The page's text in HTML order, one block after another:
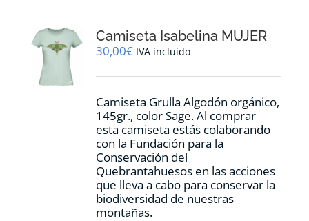
se
pueden
en
página
de
producto
Camiseta Isabelina MUJER
30,00€ IVA incluido
Camiseta Grulla Algodón orgánico,
145gr., color Sage. Al comprar
esta camiseta estás colaborando
con la Fundación para la
Conservación del
Quebrantahuesos en las acciones
que lleva a cabo para conservar la
biodiversidad de nuestras
montañas.